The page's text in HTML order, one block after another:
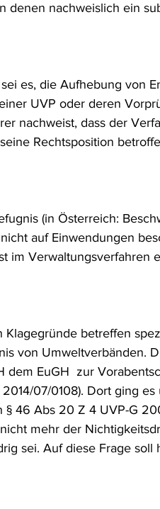
denen nachweislich ein
sei es, die Aufhebung
UVP oder deren
nachweist, dass der
Rechtsposition
(in Österreich:
auf Einwendungen
im Verwaltungsverfahren
Klagegründe betreffen
von Umweltverbänden.
dem EuGH  zur
07/0108). Dort ging
§ 46 Abs 20 Z 4 UVP-G
mehr der
sei. Auf diese Frage